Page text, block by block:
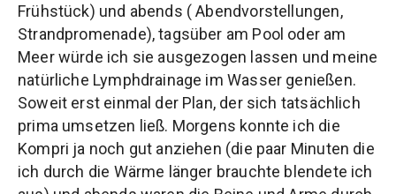
Frühstück) und abends ( Abendvorstellungen,
Strandpromenade), tagsüber am Pool oder am
Meer würde ich sie ausgezogen lassen und meine
natürliche Lymphdrainage im Wasser genießen.
Soweit erst einmal der Plan, der sich tatsächlich
prima umsetzen ließ. Morgens konnte ich die
Kompri ja noch gut anziehen (die paar Minuten die
ich durch die Wärme länger brauchte blendete ich